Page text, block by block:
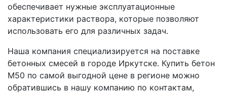
обеспечивает нужные эксплуатационные
характеристики раствора, которые позволяют
использовать его для различных задач.
Наша компания специализируется на поставке
бетонных смесей в городе Иркутске. Купить бетон
М50 по самой выгодной цене в регионе можно
обратившись в нашу компанию по контактам,